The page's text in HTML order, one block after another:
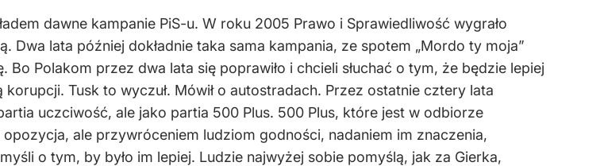
dawne kampanie PiS-u. W roku 2005 Prawo i Sprawiedliwość wygrało
Dwa lata później dokładnie taka sama kampania, ze spotem „Mordo ty moja”
Bo Polakom przez dwa lata się poprawiło i chcieli słuchać o tym, że będzie lepiej
Tusk to wyczuł. Mówił o autostradach. Przez ostatnie cztery lata
uczciwość, ale jako partia 500 Plus. 500 Plus, które jest w odbiorze
ale przywróceniem ludziom godności, nadaniem im znaczenia,
o tym, by było im lepiej. Ludzie najwyżej sobie pomyślą, jak za Gierka,